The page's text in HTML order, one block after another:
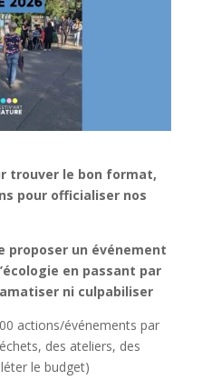
trouver le bon format,
pour officialiser nos
un événement
en passant par
ni culpabiliser
actions/événements par
des ateliers, des
le budget)